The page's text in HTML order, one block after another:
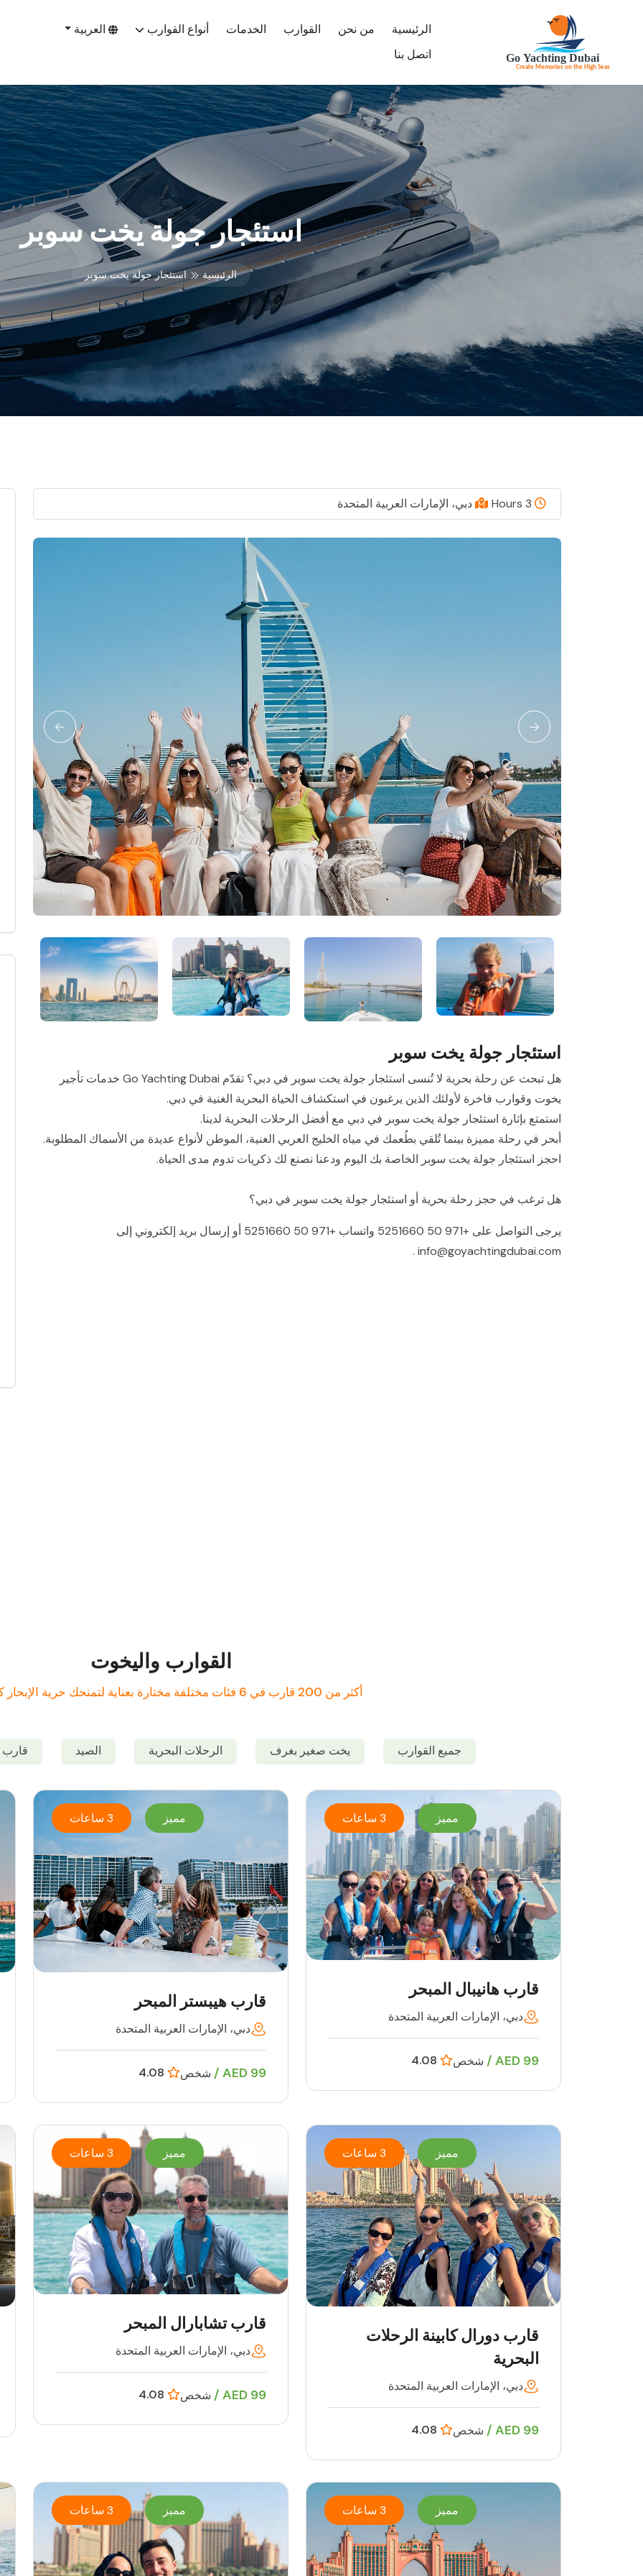
الرئيسية من نحن القوارب الخدمات أنواع القوارب
العربية
اتصل بنا
استئجار جولة يخت سوبر
الرئيسية استئجار جولة يخت سوبر
دبي، الإمارات العربية المتحدة
استئجار جولة يخت سوبر
هل تبحث عن رحلة بحرية لا تُنسى استئجار جولة يخت سوبر في دبي؟ تقدّم Go Yachting Dubai خدمات تأجير
يخوت وقوارب فاخرة لأولئك الذين يرغبون في استكشاف الحياة البحرية الغنية في دبي.
استمتع بإثارة استئجار جولة يخت سوبر في دبي مع أفضل الرحلات البحرية لدينا.
أبحر في رحلة مميزة بينما تُلقي بطُعمك في مياه الخليج العربي الغنية، الموطن لأنواع عديدة من الأسماك المطلوبة.
احجز استئجار جولة يخت سوبر الخاصة بك اليوم ودعنا نصنع لك ذكريات تدوم مدى الحياة.
هل ترغب في حجز رحلة بحرية أو استئجار جولة يخت سوبر في دبي؟
يرجى التواصل على +971 50 5251660 واتساب +971 50 5251660
أو إرسال بريد إلكتروني إلى
info@goyachtingdubai.com
.
القوارب واليخوت
أكثر من 200 قارب في 6 فئات مختلفة مختارة بعناية لتمنحك حرية الإبحار كما تشاء.
جميع القوارب يخت صغير بغرف الرحلات البحرية الصيد قارب
مميز 3 ساعات
قارب هانيبال المبحر
دبي، الإمارات العربية المتحدة
99 AED / شخص
مميز 3 ساعات
قارب هيبستر المبحر
دبي، الإمارات العربية المتحدة
99 AED / شخص
مميز 3 ساعات
قارب دورال كابينة الرحلات
البحرية
دبي، الإمارات العربية المتحدة
99 AED / شخص
مميز 3 ساعات
قارب تشابارال المبحر
دبي، الإمارات العربية المتحدة
99 AED / شخص
مميز 3 ساعات مميز 3 ساعات